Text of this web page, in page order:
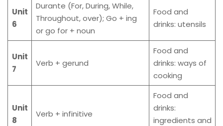
Unit
6
Durante (For, During, While,
Throughout, over); Go + ing
or go for + noun
Food and
drinks: utensils
Unit
7
Verb + gerund
Food and
drinks: ways of
cooking
Unit
8
Verb + infinitive
Food and
drinks:
ingredients and